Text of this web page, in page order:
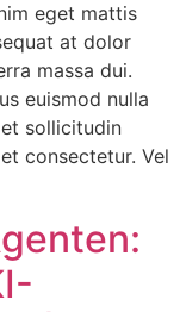
eget mattis
at dolor
massa dui.
euismod nulla
sollicitudin
consectetur. Vel